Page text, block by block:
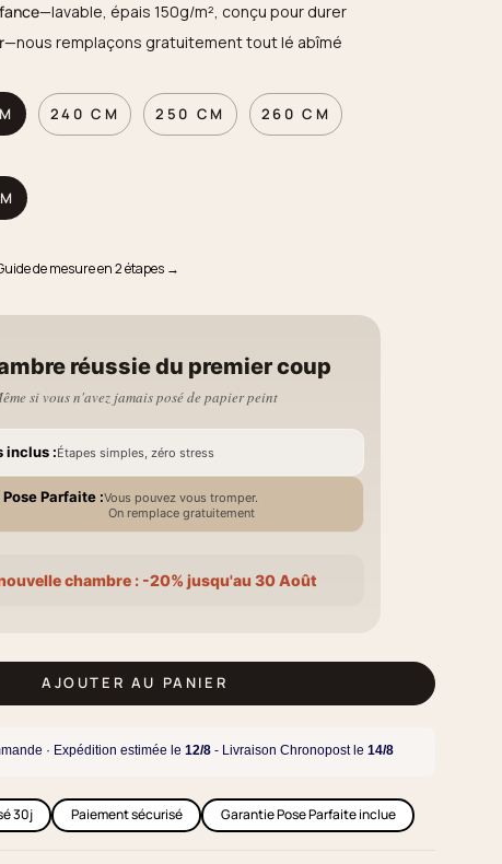
—lavable, épais 150g/m², conçu pour durer
—nous remplaçons gratuitement tout lé abîmé
240 CM 250 CM 260 CM
de mesure en 2 étapes →
réussie du premier coup
si vous n'avez jamais posé de papier peint
inclus :Étapes simples, zéro stress
Parfaite :Vous pouvez vous tromper.
On remplace gratuitement
chambre : -20% jusqu'au 30 Août
AJOUTER AU PANIER
· Expédition estimée le 12/8- Livraison Chronopost le 14/8
30j Paiement sécurisé Garantie Pose Parfaite inclue